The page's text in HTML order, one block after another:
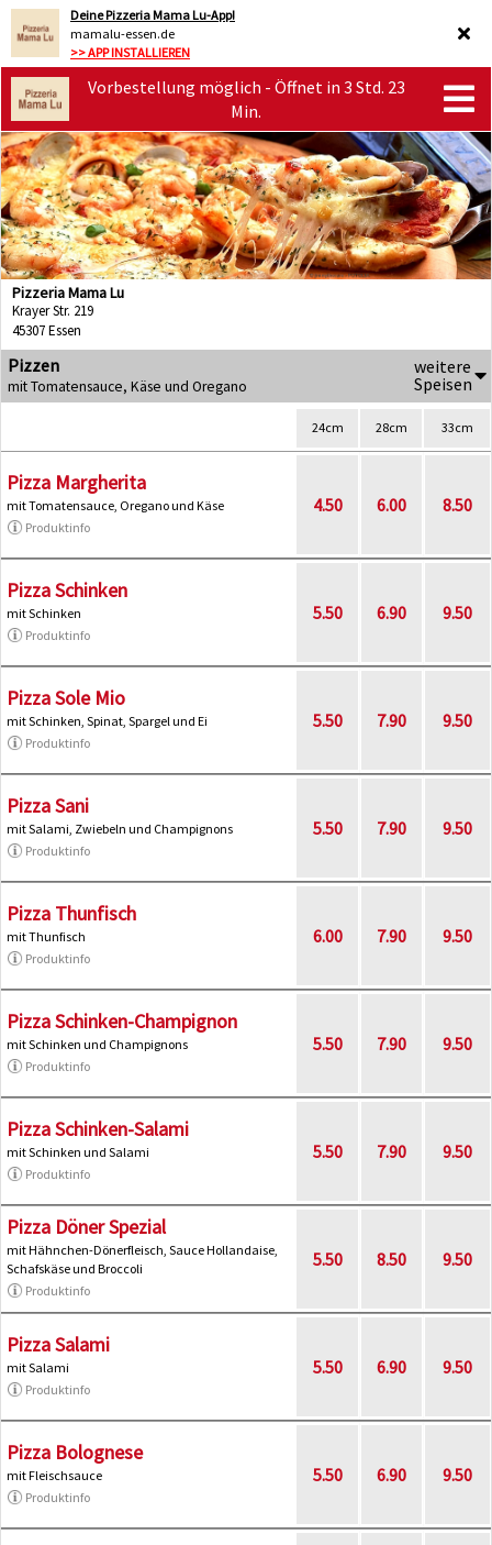
Deine Pizzeria Mama Lu-App!
mamalu-essen.de
>> APP INSTALLIEREN
Vorbestellung möglich - Öffnet in 3 Std. 23
Min.
Pizzeria Mama Lu
Krayer Str. 219
45307 Essen
Pizzen
mit Tomatensauce, Käse und Oregano
weitere
Speisen
24cm 28cm 33cm
Pizza Margherita
mit Tomatensauce, Oregano und Käse
Produktinfo
4.50 6.00 8.50
Pizza Schinken
mit Schinken
Produktinfo
5.50 6.90 9.50
Pizza Sole Mio
mit Schinken, Spinat, Spargel und Ei
Produktinfo
5.50 7.90 9.50
Pizza Sani
mit Salami, Zwiebeln und Champignons
Produktinfo
5.50 7.90 9.50
Pizza Thunfisch
mit Thunfisch
Produktinfo
6.00 7.90 9.50
Pizza Schinken-Champignon
mit Schinken und Champignons
Produktinfo
5.50 7.90 9.50
Pizza Schinken-Salami
mit Schinken und Salami
Produktinfo
5.50 7.90 9.50
Pizza Döner Spezial
mit Hähnchen-Dönerfleisch, Sauce Hollandaise,
Schafskäse und Broccoli
Produktinfo
5.50 8.50 9.50
Pizza Salami
mit Salami
Produktinfo
5.50 6.90 9.50
Pizza Bolognese
mit Fleischsauce
Produktinfo
5.50 6.90 9.50